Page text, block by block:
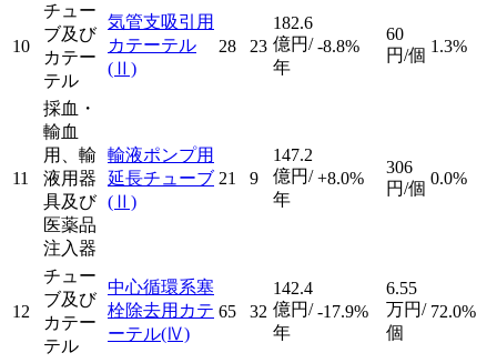
10
チュー
ブ及び
カテー
テル
気管支吸引用
カテーテル
(Ⅱ)
28 23
182.6
億円/
年
-8.8%
60
円/個 1.3%
11
採血・
輸血
用、輸
液用器
具及び
医薬品
注入器
輸液ポンプ用
延長チューブ
(Ⅱ)
21 9
147.2
億円/
年
+8.0%
306
円/個
0.0%
12
チュー
ブ及び
カテー
テル
中心循環系塞
栓除去用カテ
ーテル(Ⅳ)
65 32
142.4
億円/
年
-17.9%
6.55
万円/
個
72.0%